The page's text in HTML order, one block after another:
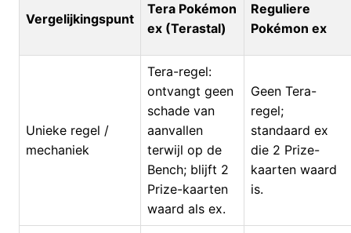
Vergelijkingspunt
Tera Pokémon
ex (Terastal)
Reguliere
Pokémon ex
Unieke regel /
mechaniek
Tera-regel:
ontvangt geen
schade van
aanvallen
terwijl op de
Bench; blijft 2
Prize-kaarten
waard als ex.
Geen Tera-
regel;
standaard ex
die 2 Prize-
kaarten waard
is.